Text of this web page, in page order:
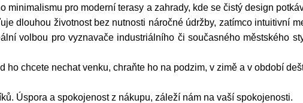
pro moderní terasy a zahrady, kde se čistý design
dlouhou životnost bez nutnosti náročné údržby, zatímco intuitivní
volbou pro vyznavače industriálního či současného městského
ho chcete nechat venku, chraňte ho na podzim, v zimě a v období
Úspora a spokojenost z nákupu, záleží nám na vaší spokojenosti.